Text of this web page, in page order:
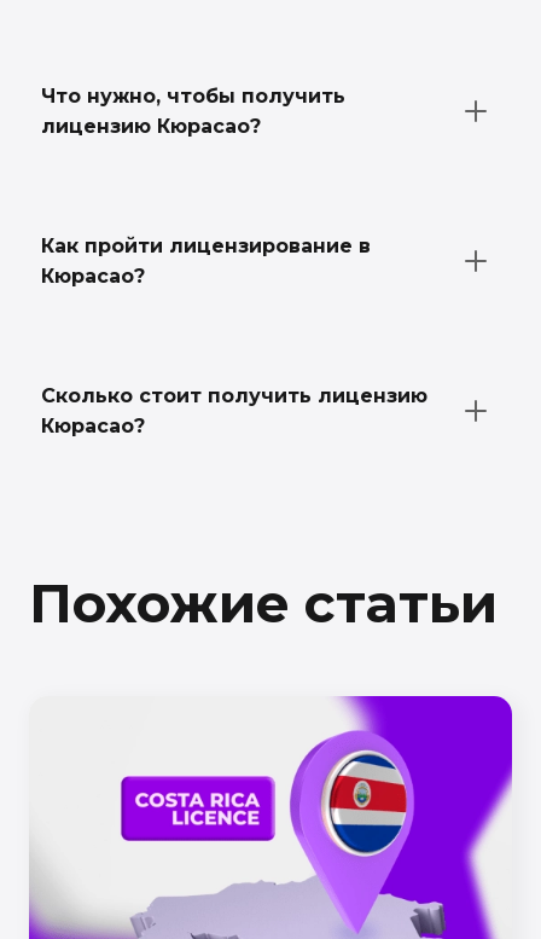
Что нужно, чтобы получить
лицензию Кюрасао?
Как пройти лицензирование в
Кюрасао?
Сколько стоит получить лицензию
Кюрасао?
Похожие статьи